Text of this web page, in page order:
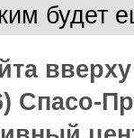
будет
Спасо-